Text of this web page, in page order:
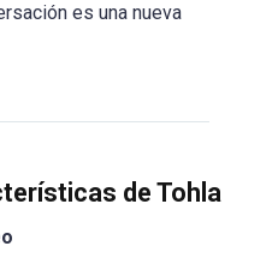
es una nueva
de Tohla